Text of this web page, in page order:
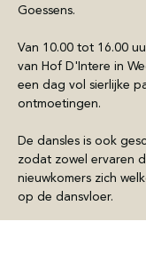
Goessens.
Van 10.00 tot 16.00
van Hof D'Intere in
een dag vol sierlijke
ontmoetingen.
De dansles is ook
zodat zowel ervaren
nieuwkomers zich
op de dansvloer.